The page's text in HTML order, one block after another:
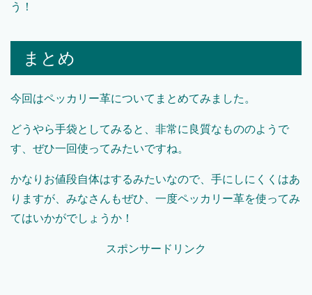
う！
まとめ
今回はペッカリー革についてまとめてみました。
どうやら手袋としてみると、非常に良質なもののようで
す、ぜひ一回使ってみたいですね。
かなりお値段自体はするみたいなので、手にしにくくはあ
りますが、みなさんもぜひ、一度ペッカリー革を使ってみ
てはいかがでしょうか！
スポンサードリンク